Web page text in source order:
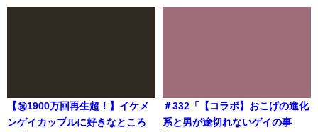
【㊗️1900万回再生超！】イケメ
ンゲイカップルに好きなところ
＃332「【コラボ】おこげの進化
系と男が途切れないゲイの事